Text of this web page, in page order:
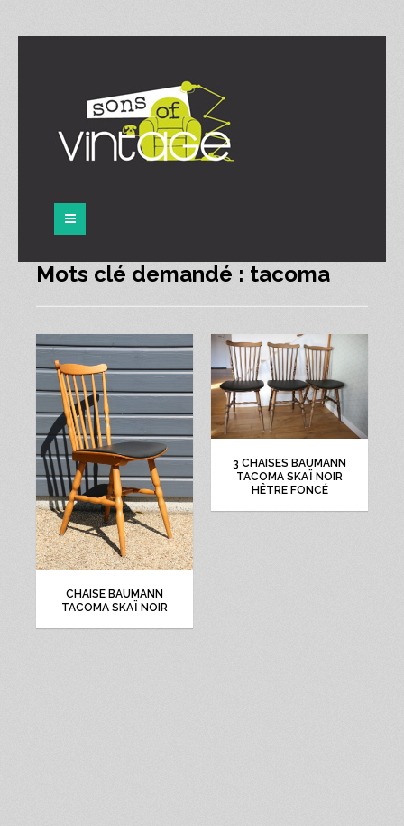
Mots clé demandé : tacoma
CHAISE BAUMANN
TACOMA SKAÏ NOIR
3 CHAISES BAUMANN
TACOMA SKAÏ NOIR
HÊTRE FONCÉ